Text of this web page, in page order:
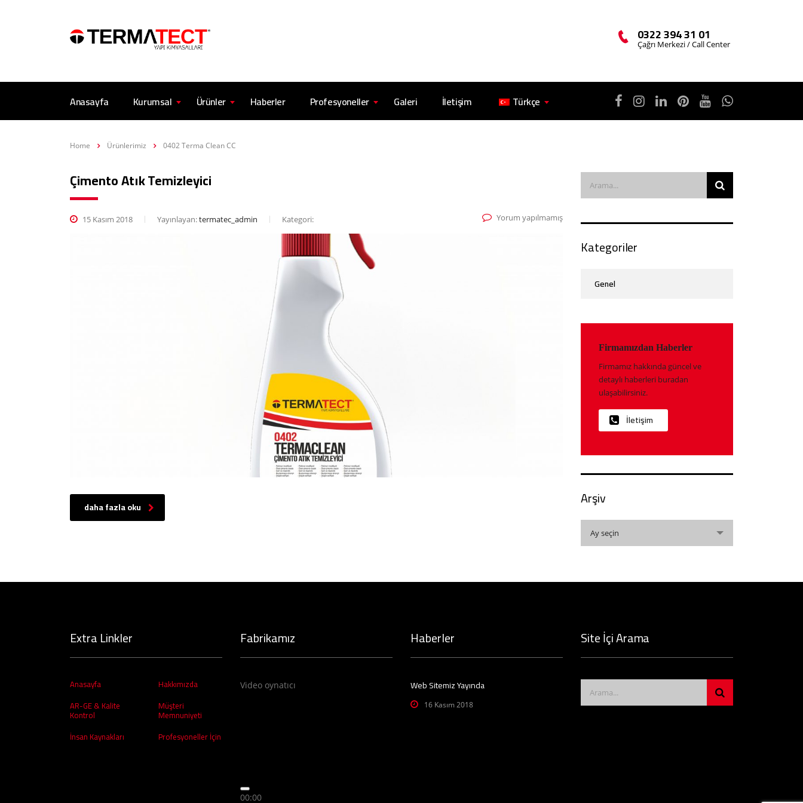
0322 394 31 01
Çağrı Merkezi / Call Center
Anasayfa Kurumsal Ürünler Haberler Profesyoneller Galeri İletişim Türkçe
Home Ürünlerimiz 0402 Terma Clean CC
Çimento Atık Temizleyici
15 Kasım 2018 Yayınlayan:termatec_admin Kategori: Yorum yapılmamış
daha fazla oku
Kategoriler
Genel
Firmamızdan Haberler
Firmamız hakkında güncel ve
detaylı haberleri buradan
ulaşabilirsiniz.
İletişim
Arşiv
Ay seçin
Extra Linkler
Anasayfa
Hakkımızda
AR-GE & Kalite
Kontrol
Müşteri
Memnuniyeti
İnsan Kaynakları
Profesyoneller İçin
Fabrikamız
Video oynatıcı
00:00
Haberler
Web Sitemiz Yayında
16 Kasım 2018
Site İçi Arama